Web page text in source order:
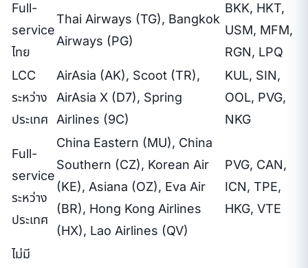
Full-
service
ไทย
Thai Airways (TG), Bangkok
Airways (PG)
BKK, HKT,
USM, MFM,
RGN, LPQ
LCC
ระหว่าง
ประเทศ
AirAsia (AK), Scoot (TR),
AirAsia X (D7), Spring
Airlines (9C)
KUL, SIN,
OOL, PVG,
NKG
Full-
service
ระหว่าง
ประเทศ
China Eastern (MU), China
Southern (CZ), Korean Air
(KE), Asiana (OZ), Eva Air
(BR), Hong Kong Airlines
(HX), Lao Airlines (QV)
PVG, CAN,
ICN, TPE,
HKG, VTE
ไม่มี